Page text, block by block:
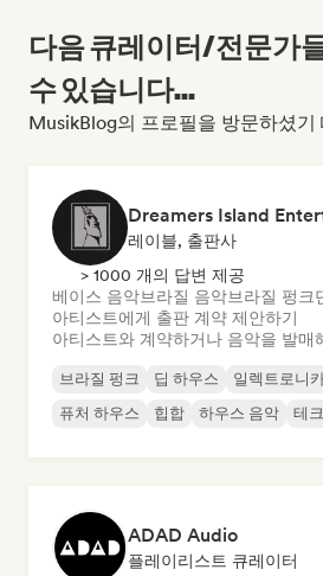
다음 큐레이터/전문가
수 있습니다...
MusikBlog의 프로필을 방문하셨기
Dreamers Island
레이블, 출판사
> 1000 개의 답변 제공
베이스 음악브라질 음악브라질 펑크
아티스트에게 출판 계약 제안하기
아티스트와 계약하거나 음악을 발매
브라질 펑크 딥 하우스 일렉트로니
퓨처 하우스
힙합 하우스 음악 테
ADAD Audio
플레이리스트 큐레이터